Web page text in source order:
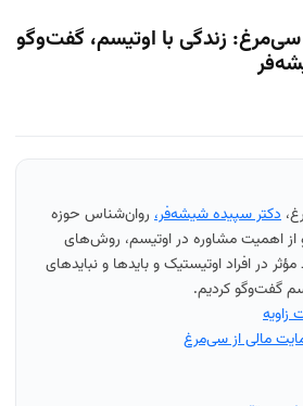
اپیزود 10 سی‌مرغ: زندگی با اوتیسم، گفت‌وگو
دکتر سپیده شیشه‌فر، روان‌شناس حوزه
اهمیت مشاوره در اوتیسم، روش‌های
در افراد اوتیستیک و بایدها و نبایدهای
گفت‌وگو کردیم.
مالی از سی‌مرغ